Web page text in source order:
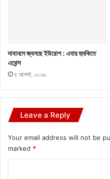
দাবানলে জ্বলছে ইউরোপ : এবার হুমকিতে
এথেন্স
৪ আগস্ট, ২০২৬
Leave a Reply
Your email address will not be
marked *